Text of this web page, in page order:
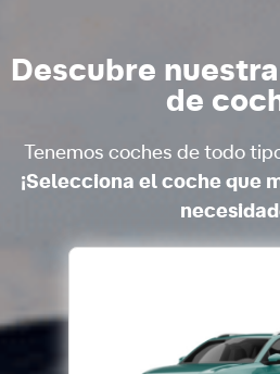
Descubre
de
Tenemos coches de todo
¡Selecciona el coche que